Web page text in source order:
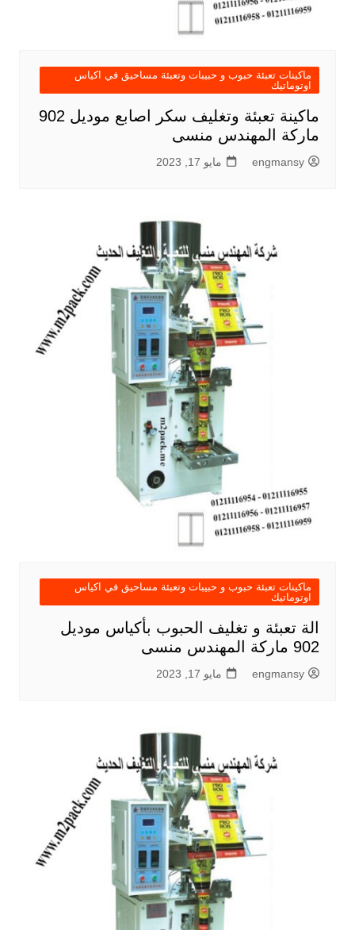
ماكينات تعبئة حبوب و حبيبات وتعبئة مساحيق في اكياس
اوتوماتيك
ماكينة تعبئة وتغليف سكر اصابع موديل 902
ماركة المهندس منسى
engmansy مايو 17, 2023
ماكينات تعبئة حبوب و حبيبات وتعبئة مساحيق في اكياس
اوتوماتيك
الة تعبئة و تغليف الحبوب بأكياس موديل
902 ماركة المهندس منسى
engmansy مايو 17, 2023